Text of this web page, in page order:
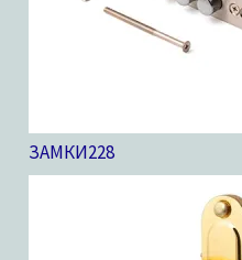
ЗАМКИ228